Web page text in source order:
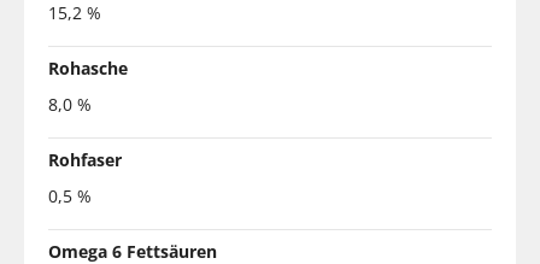
15,2 %
Rohasche
8,0 %
Rohfaser
0,5 %
Omega 6 Fettsäuren